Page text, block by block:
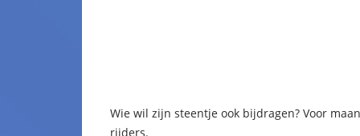
Wie wil zijn steentje ook bijdragen? Voor
rijders.